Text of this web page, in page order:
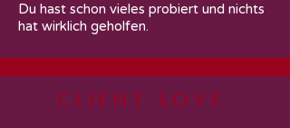
Du hast schon vieles probiert und nichts
hat wirklich geholfen.
Client LOVE